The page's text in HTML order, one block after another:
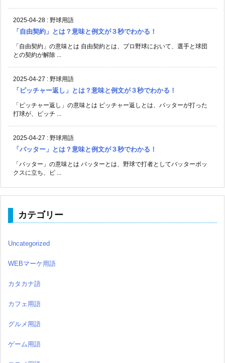
2025-04-28 : 野球用語
「自由契約」とは？意味と例文が３秒でわかる！
「自由契約」の意味とは 自由契約とは、プロ野球において、選手と球団
との契約が解除 ...
2025-04-27 : 野球用語
「ピッチャー返し」とは？意味と例文が３秒でわかる！
「ピッチャー返し」の意味とは ピッチャー返しとは、バッターが打った
打球が、ピッチ ...
2025-04-27 : 野球用語
「バッター」とは？意味と例文が３秒でわかる！
「バッター」の意味とは バッターとは、野球で打者としてバッターボッ
クスに立ち、ピ ...
カテゴリー
Uncategorized
WEBマーケ用語
カタカナ語
カフェ用語
グルメ用語
ゲーム用語